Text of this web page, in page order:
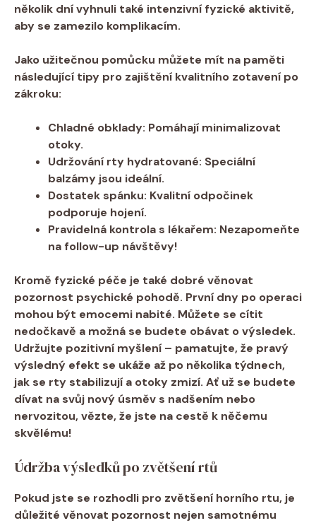
několik dní vyhnuli také intenzivní fyzické aktivitě,
aby se zamezilo komplikacím.
Jako užitečnou pomůcku můžete mít na paměti
následující tipy pro zajištění kvalitního zotavení po
zákroku:
Chladné obklady: Pomáhají minimalizovat
otoky.
Udržování rty hydratované: Speciální
balzámy jsou ideální.
Dostatek spánku: Kvalitní odpočinek
podporuje hojení.
Pravidelná kontrola s lékařem: Nezapomeňte
na follow-up návštěvy!
Kromě fyzické péče je také dobré věnovat
pozornost psychické pohodě. První dny po operaci
mohou být emocemi nabité. Můžete se cítit
nedočkavě a možná se budete obávat o výsledek.
Udržujte pozitivní myšlení – pamatujte, že pravý
výsledný efekt se ukáže až po několika týdnech,
jak se rty stabilizují a otoky zmizí. Ať už se budete
dívat na svůj nový úsměv s nadšením nebo
nervozitou, vězte, že jste na cestě k něčemu
skvělému!
Údržba výsledků po zvětšení rtů
Pokud jste se rozhodli pro zvětšení horního rtu, je
důležité věnovat pozornost nejen samotnému